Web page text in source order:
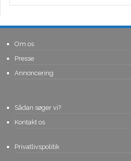
Om os
Presse
Annoncering
Sådan søger vi?
Kontakt os
Privatlivspolitik